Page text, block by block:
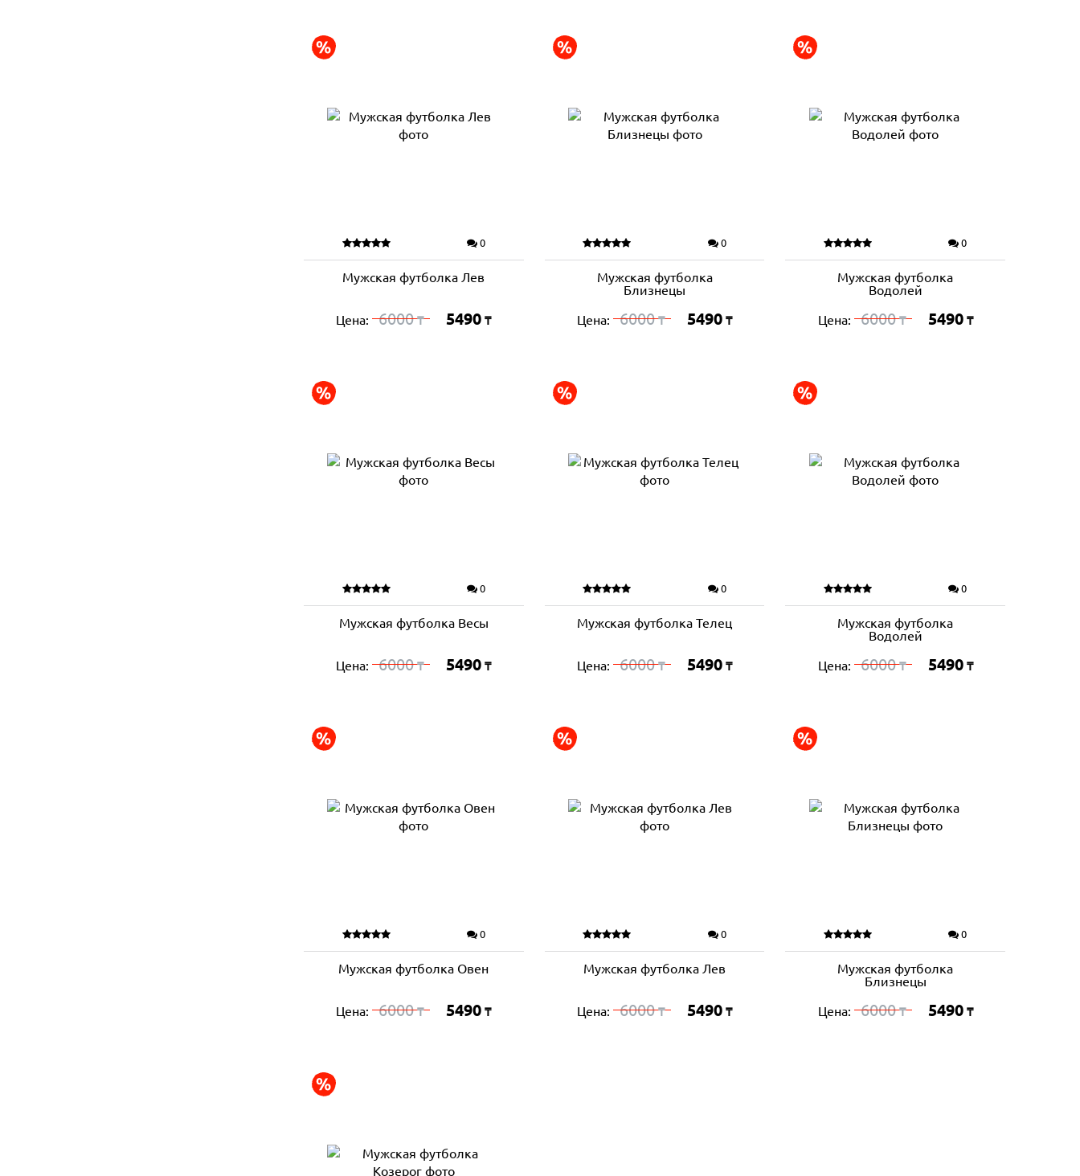
0
Мужская футболка Лев
Цена: 6000₸ 5490 ₸
0
Мужская футболка
Близнецы
Цена: 6000₸ 5490 ₸
0
Мужская футболка
Водолей
Цена: 6000₸ 5490 ₸
0
Мужская футболка Весы
Цена: 6000₸ 5490 ₸
0
Мужская футболка Телец
Цена: 6000₸ 5490 ₸
0
Мужская футболка
Водолей
Цена: 6000₸ 5490 ₸
0
Мужская футболка Овен
Цена: 6000₸ 5490 ₸
0
Мужская футболка Лев
Цена: 6000₸ 5490 ₸
0
Мужская футболка
Близнецы
Цена: 6000₸ 5490 ₸